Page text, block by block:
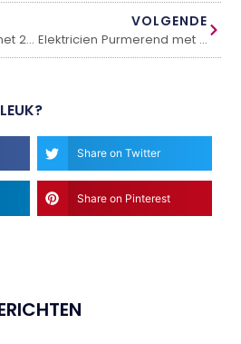
Elektricien Nijmegen met 24/7 spoedservice
VOLGENDE
Elektricien Purmerend met 24/7 bereikbaarheid
Share on Twitter
Share on Pinterest